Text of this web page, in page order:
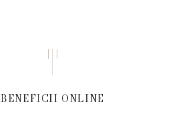
BENEFICII ONLINE